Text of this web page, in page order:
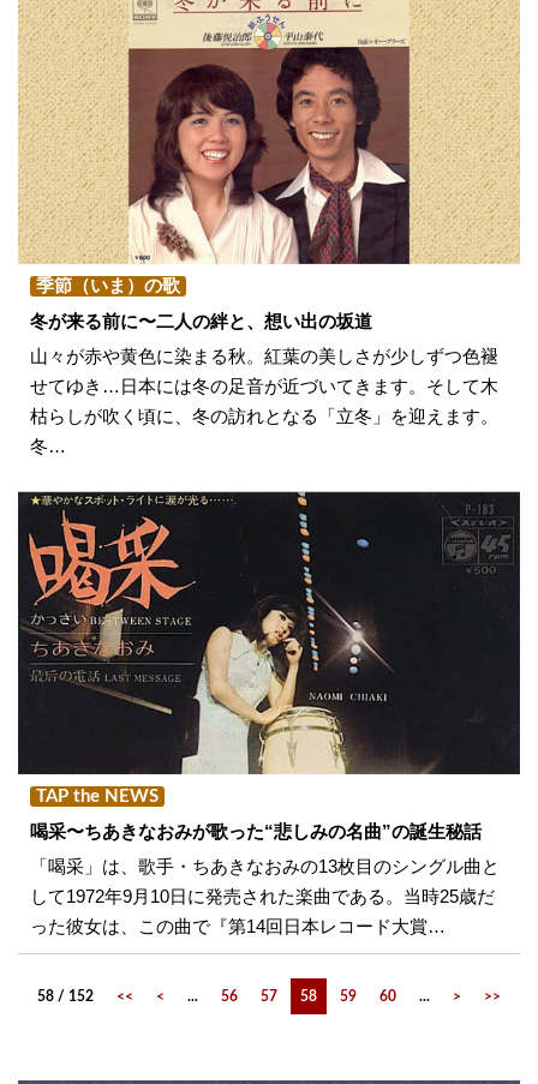
季節（いま）の歌
冬が来る前に〜二人の絆と、想い出の坂道
山々が赤や黄色に染まる秋。紅葉の美しさが少しずつ色褪
せてゆき…日本には冬の足音が近づいてきます。そして木
枯らしが吹く頃に、冬の訪れとなる「立冬」を迎えます。
冬…
TAP the NEWS
喝采〜ちあきなおみが歌った“悲しみの名曲”の誕生秘話
「喝采」は、歌手・ちあきなおみの13枚目のシングル曲と
して1972年9月10日に発売された楽曲である。当時25歳だ
った彼女は、この曲で『第14回日本レコード大賞…
58 / 152 << < ... 56 57 58 59 60 ... > >>